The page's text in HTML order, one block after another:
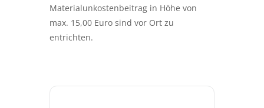
Materialunkostenbeitrag in Höhe von
max. 15,00 Euro sind vor Ort zu
entrichten.